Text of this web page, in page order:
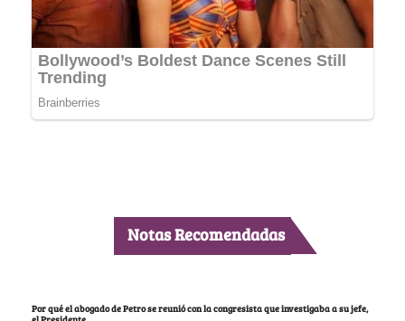
Notas Recomendadas
Por qué el abogado de Petro se reunió con la congresista que investigaba a su jefe,